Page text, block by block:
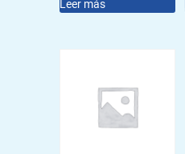
Leer más